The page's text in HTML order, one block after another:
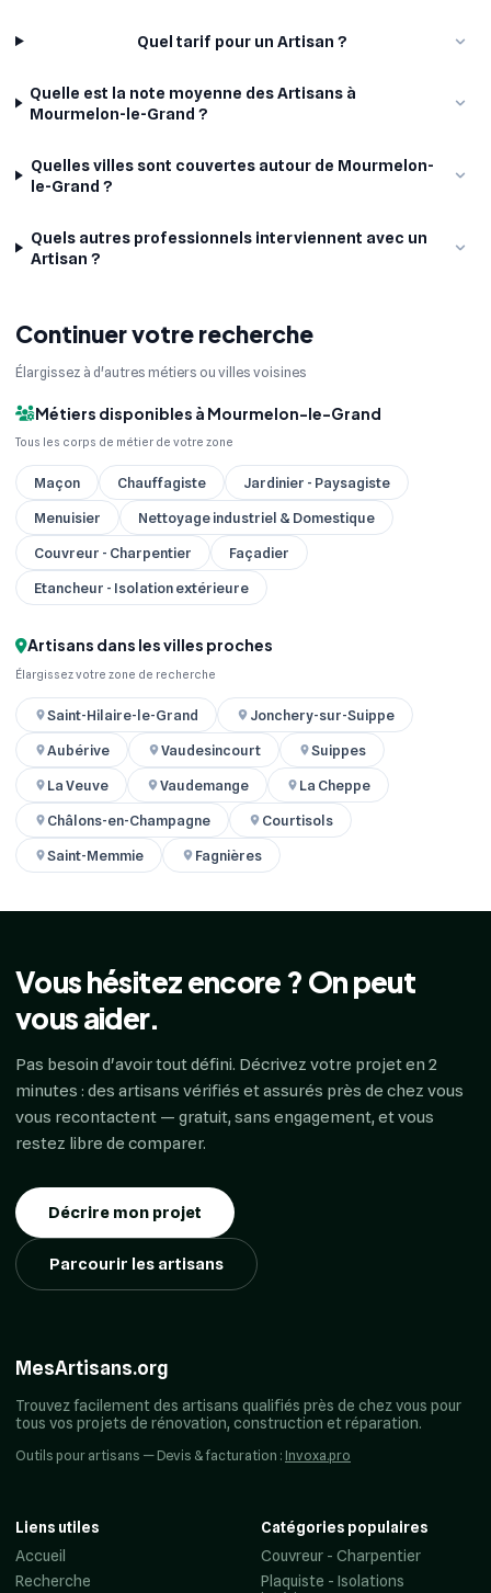
Quel tarif pour un Artisan ?
Quelle est la note moyenne des Artisans à
Mourmelon-le-Grand ?
Quelles villes sont couvertes autour de Mourmelon-
le-Grand ?
Quels autres professionnels interviennent avec un
Artisan ?
Continuer votre recherche
Élargissez à d'autres métiers ou villes voisines
Métiers disponibles à Mourmelon-le-Grand
Tous les corps de métier de votre zone
Maçon Chauffagiste
Jardinier - Paysagiste
Menuisier
Nettoyage industriel & Domestique
Couvreur - Charpentier
Façadier
Etancheur - Isolation extérieure
Artisans dans les villes proches
Élargissez votre zone de recherche
Saint-Hilaire-le-Grand
Jonchery-sur-Suippe
Aubérive
Vaudesincourt
Suippes
La Veuve
Vaudemange
La Cheppe
Châlons-en-Champagne
Courtisols
Saint-Memmie
Fagnières
Vous hésitez encore ? On peut
vous aider.
Pas besoin d'avoir tout défini. Décrivez votre projet en 2
minutes : des artisans vérifiés et assurés près de chez vous
vous recontactent — gratuit, sans engagement, et vous
restez libre de comparer.
Décrire mon projet
Parcourir les artisans
MesArtisans.org
Trouvez facilement des artisans qualifiés près de chez vous pour
tous vos projets de rénovation, construction et réparation.
Outils pour artisans — Devis & facturation : Invoxa.pro
Liens utiles
Accueil
Recherche
Catégories populaires
Couvreur - Charpentier
Plaquiste - Isolations